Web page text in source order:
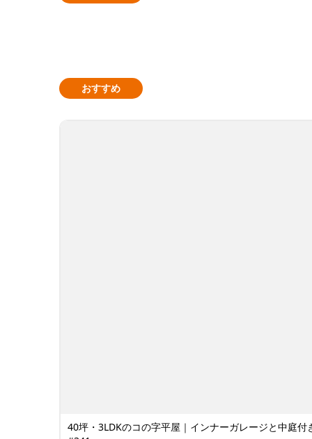
おすすめ
40坪・3LDKのコの字平屋｜インナーガレージと中庭付